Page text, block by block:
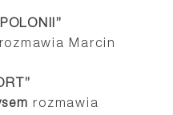
rozmawia Marcin
rozmawia